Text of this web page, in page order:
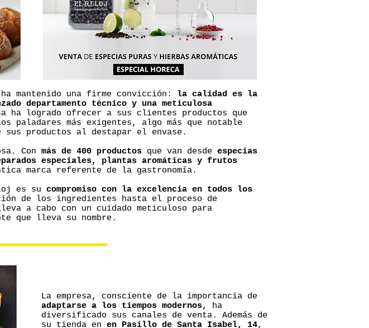
mantenido una firme convicción: la calidad es la
departamento técnico y una meticulosa
ha logrado ofrecer a sus clientes productos que
más exigentes, algo más que notable
sus productos al destapar el envase.
Con más de 400 productos que van desde especias
especiales, plantas aromáticas y frutos
marca referente de la gastronomía.
es su compromiso con la excelencia en todos los
de los ingredientes hasta el proceso de
a cabo con un cuidado meticuloso para
que lleva su nombre.
La empresa, consciente de la importancia de
adaptarse a los tiempos modernos, ha
diversificado sus canales de venta. Además de
su tienda en en Pasillo de Santa Isabel, 14,